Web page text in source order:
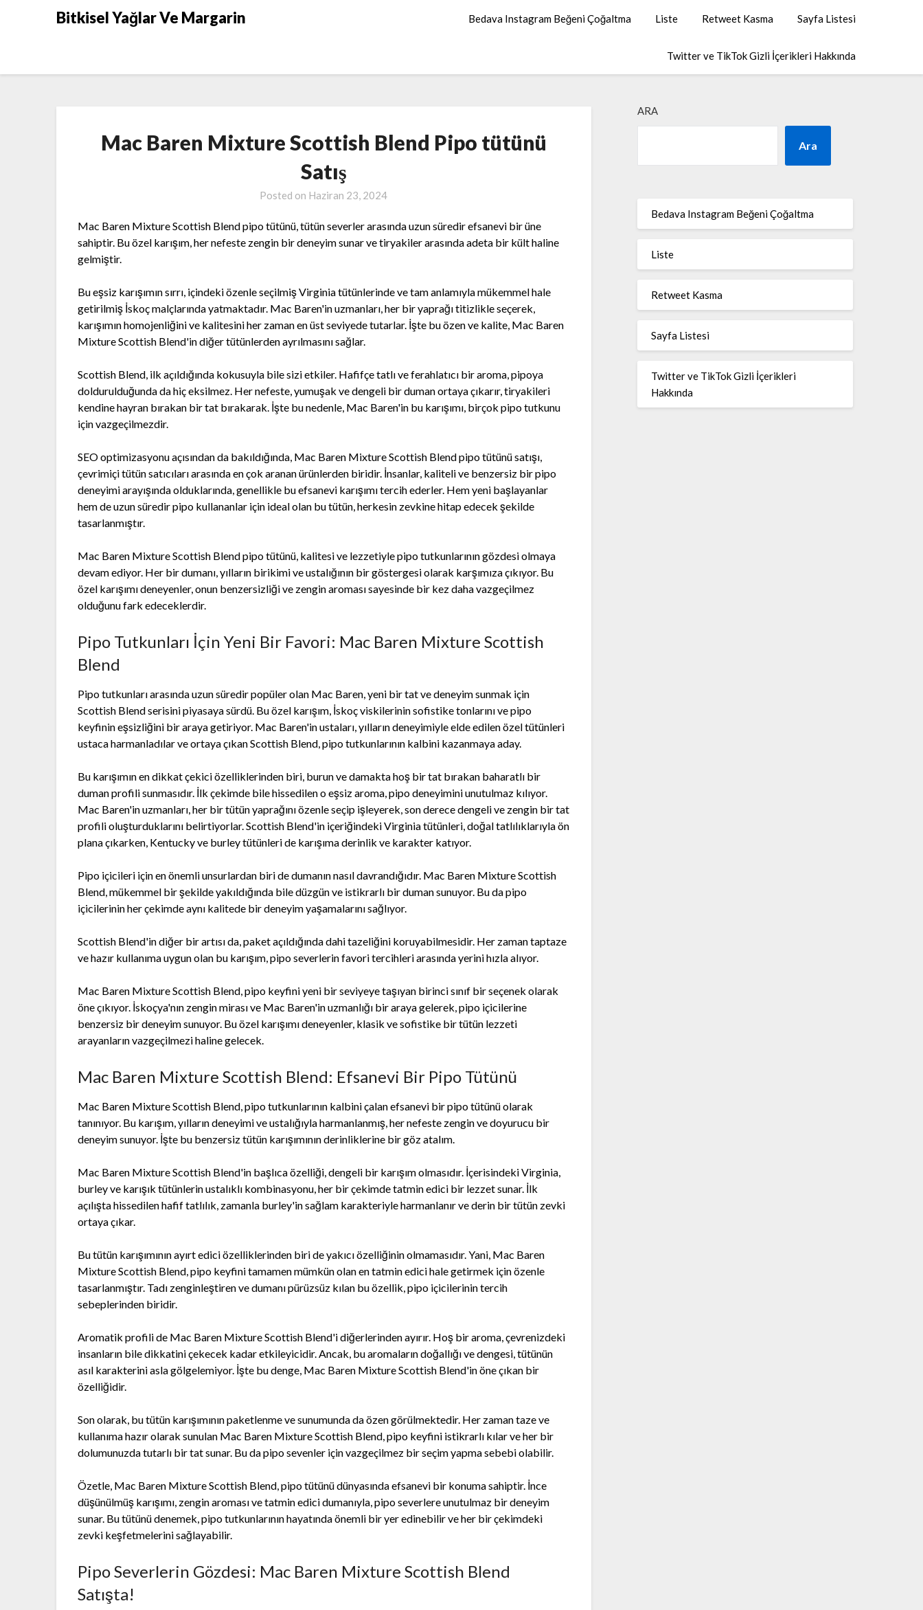
Bitkisel Yağlar Ve Margarin Bedava Instagram Beğeni Çoğaltma Liste Retweet Kasma Sayfa Listesi
Twitter ve TikTok Gizli İçerikleri Hakkında
Mac Baren Mixture Scottish Blend Pipo tütünü
Satış
Posted on Haziran 23, 2024
Mac Baren Mixture Scottish Blend pipo tütünü, tütün severler arasında uzun süredir efsanevi bir üne
sahiptir. Bu özel karışım, her nefeste zengin bir deneyim sunar ve tiryakiler arasında adeta bir kült haline
gelmiştir.
Bu eşsiz karışımın sırrı, içindeki özenle seçilmiş Virginia tütünlerinde ve tam anlamıyla mükemmel hale
getirilmiş İskoç malçlarında yatmaktadır. Mac Baren'in uzmanları, her bir yaprağı titizlikle seçerek,
karışımın homojenliğini ve kalitesini her zaman en üst seviyede tutarlar. İşte bu özen ve kalite, Mac Baren
Mixture Scottish Blend'in diğer tütünlerden ayrılmasını sağlar.
Scottish Blend, ilk açıldığında kokusuyla bile sizi etkiler. Hafifçe tatlı ve ferahlatıcı bir aroma, pipoya
doldurulduğunda da hiç eksilmez. Her nefeste, yumuşak ve dengeli bir duman ortaya çıkarır, tiryakileri
kendine hayran bırakan bir tat bırakarak. İşte bu nedenle, Mac Baren'in bu karışımı, birçok pipo tutkunu
için vazgeçilmezdir.
SEO optimizasyonu açısından da bakıldığında, Mac Baren Mixture Scottish Blend pipo tütünü satışı,
çevrimiçi tütün satıcıları arasında en çok aranan ürünlerden biridir. İnsanlar, kaliteli ve benzersiz bir pipo
deneyimi arayışında olduklarında, genellikle bu efsanevi karışımı tercih ederler. Hem yeni başlayanlar
hem de uzun süredir pipo kullananlar için ideal olan bu tütün, herkesin zevkine hitap edecek şekilde
tasarlanmıştır.
Mac Baren Mixture Scottish Blend pipo tütünü, kalitesi ve lezzetiyle pipo tutkunlarının gözdesi olmaya
devam ediyor. Her bir dumanı, yılların birikimi ve ustalığının bir göstergesi olarak karşımıza çıkıyor. Bu
özel karışımı deneyenler, onun benzersizliği ve zengin aroması sayesinde bir kez daha vazgeçilmez
olduğunu fark edeceklerdir.
Pipo Tutkunları İçin Yeni Bir Favori: Mac Baren Mixture Scottish
Blend
Pipo tutkunları arasında uzun süredir popüler olan Mac Baren, yeni bir tat ve deneyim sunmak için
Scottish Blend serisini piyasaya sürdü. Bu özel karışım, İskoç viskilerinin sofistike tonlarını ve pipo
keyfinin eşsizliğini bir araya getiriyor. Mac Baren'in ustaları, yılların deneyimiyle elde edilen özel tütünleri
ustaca harmanladılar ve ortaya çıkan Scottish Blend, pipo tutkunlarının kalbini kazanmaya aday.
Bu karışımın en dikkat çekici özelliklerinden biri, burun ve damakta hoş bir tat bırakan baharatlı bir
duman profili sunmasıdır. İlk çekimde bile hissedilen o eşsiz aroma, pipo deneyimini unutulmaz kılıyor.
Mac Baren'in uzmanları, her bir tütün yaprağını özenle seçip işleyerek, son derece dengeli ve zengin bir tat
profili oluşturduklarını belirtiyorlar. Scottish Blend'in içeriğindeki Virginia tütünleri, doğal tatlılıklarıyla ön
plana çıkarken, Kentucky ve burley tütünleri de karışıma derinlik ve karakter katıyor.
Pipo içicileri için en önemli unsurlardan biri de dumanın nasıl davrandığıdır. Mac Baren Mixture Scottish
Blend, mükemmel bir şekilde yakıldığında bile düzgün ve istikrarlı bir duman sunuyor. Bu da pipo
içicilerinin her çekimde aynı kalitede bir deneyim yaşamalarını sağlıyor.
Scottish Blend'in diğer bir artısı da, paket açıldığında dahi tazeliğini koruyabilmesidir. Her zaman taptaze
ve hazır kullanıma uygun olan bu karışım, pipo severlerin favori tercihleri arasında yerini hızla alıyor.
Mac Baren Mixture Scottish Blend, pipo keyfini yeni bir seviyeye taşıyan birinci sınıf bir seçenek olarak
öne çıkıyor. İskoçya'nın zengin mirası ve Mac Baren'in uzmanlığı bir araya gelerek, pipo içicilerine
benzersiz bir deneyim sunuyor. Bu özel karışımı deneyenler, klasik ve sofistike bir tütün lezzeti
arayanların vazgeçilmezi haline gelecek.
Mac Baren Mixture Scottish Blend: Efsanevi Bir Pipo Tütünü
Mac Baren Mixture Scottish Blend, pipo tutkunlarının kalbini çalan efsanevi bir pipo tütünü olarak
tanınıyor. Bu karışım, yılların deneyimi ve ustalığıyla harmanlanmış, her nefeste zengin ve doyurucu bir
deneyim sunuyor. İşte bu benzersiz tütün karışımının derinliklerine bir göz atalım.
Mac Baren Mixture Scottish Blend'in başlıca özelliği, dengeli bir karışım olmasıdır. İçerisindeki Virginia,
burley ve karışık tütünlerin ustalıklı kombinasyonu, her bir çekimde tatmin edici bir lezzet sunar. İlk
açılışta hissedilen hafif tatlılık, zamanla burley'in sağlam karakteriyle harmanlanır ve derin bir tütün zevki
ortaya çıkar.
Bu tütün karışımının ayırt edici özelliklerinden biri de yakıcı özelliğinin olmamasıdır. Yani, Mac Baren
Mixture Scottish Blend, pipo keyfini tamamen mümkün olan en tatmin edici hale getirmek için özenle
tasarlanmıştır. Tadı zenginleştiren ve dumanı pürüzsüz kılan bu özellik, pipo içicilerinin tercih
sebeplerinden biridir.
Aromatik profili de Mac Baren Mixture Scottish Blend'i diğerlerinden ayırır. Hoş bir aroma, çevrenizdeki
insanların bile dikkatini çekecek kadar etkileyicidir. Ancak, bu aromaların doğallığı ve dengesi, tütünün
asıl karakterini asla gölgelemiyor. İşte bu denge, Mac Baren Mixture Scottish Blend'in öne çıkan bir
özelliğidir.
Son olarak, bu tütün karışımının paketlenme ve sunumunda da özen görülmektedir. Her zaman taze ve
kullanıma hazır olarak sunulan Mac Baren Mixture Scottish Blend, pipo keyfini istikrarlı kılar ve her bir
dolumunuzda tutarlı bir tat sunar. Bu da pipo sevenler için vazgeçilmez bir seçim yapma sebebi olabilir.
Özetle, Mac Baren Mixture Scottish Blend, pipo tütünü dünyasında efsanevi bir konuma sahiptir. İnce
düşünülmüş karışımı, zengin aroması ve tatmin edici dumanıyla, pipo severlere unutulmaz bir deneyim
sunar. Bu tütünü denemek, pipo tutkunlarının hayatında önemli bir yer edinebilir ve her bir çekimdeki
zevki keşfetmelerini sağlayabilir.
Pipo Severlerin Gözdesi: Mac Baren Mixture Scottish Blend
Satışta!
ARA
Ara
Bedava Instagram Beğeni Çoğaltma
Liste
Retweet Kasma
Sayfa Listesi
Twitter ve TikTok Gizli İçerikleri
Hakkında